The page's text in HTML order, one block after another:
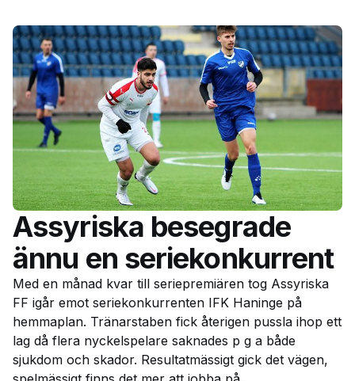
Assyriska besegrade
ännu en seriekonkurrent
Med en månad kvar till seriepremiären tog Assyriska
FF igår emot seriekonkurrenten IFK Haninge på
hemmaplan. Tränarstaben fick återigen pussla ihop ett
lag då flera nyckelspelare saknades p g a både
sjukdom och skador. Resultatmässigt gick det vägen,